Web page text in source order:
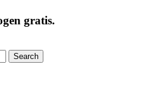
gratis.